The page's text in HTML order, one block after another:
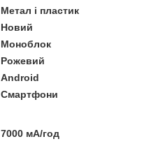
Метал і пластик
Новий
Моноблок
Рожевий
Android
Смартфони
7000 мА/год